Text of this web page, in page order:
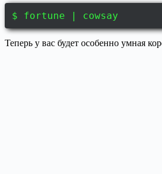
$ fortune | cowsay
Теперь у вас будет особенно умная